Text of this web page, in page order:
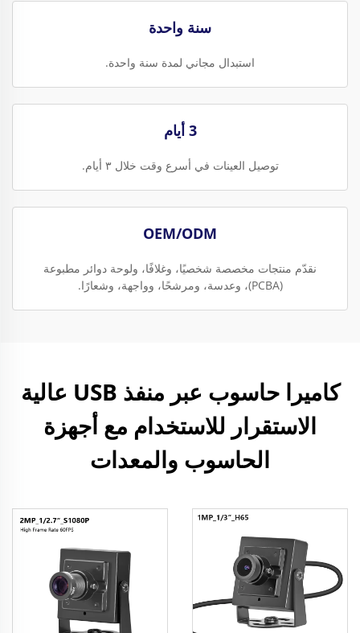
سنة واحدة
استبدال مجاني لمدة سنة واحدة.
3 أيام
توصيل العينات في أسرع وقت خلال ٣ أيام.
OEM/ODM
نقدّم منتجات مخصصة شخصيًا، وغلافًا، ولوحة دوائر مطبوعة
(PCBA)، وعدسة، ومرشحًا، وواجهة، وشعارًا.
كاميرا حاسوب عبر منفذ USB عالية
الاستقرار للاستخدام مع أجهزة
الحاسوب والمعدات